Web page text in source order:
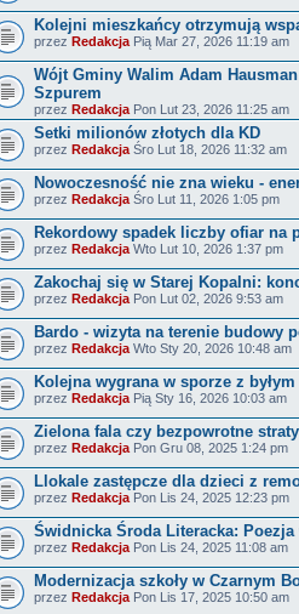
Kolejni mieszkańcy otrzymują
przez Redakcja Pią Mar 27, 2026 11:19 am
Wójt Gminy Walim Adam
Szpurem
przez Redakcja Pon Lut 23, 2026 11:25 am
Setki milionów złotych dla KD
przez Redakcja Śro Lut 18, 2026 11:32 am
Nowoczesność nie zna wieku -
przez Redakcja Śro Lut 11, 2026 1:05 pm
Rekordowy spadek liczby ofiar na
przez Redakcja Wto Lut 10, 2026 1:37 pm
Zakochaj się w Starej Kopalni:
przez Redakcja Pon Lut 02, 2026 9:53 am
Bardo - wizyta na terenie budowy
przez Redakcja Wto Sty 20, 2026 10:48 am
Kolejna wygrana w sporze z
przez Redakcja Pią Sty 16, 2026 10:03 am
Zielona fala czy bezpowrotne
przez Redakcja Pon Gru 08, 2025 1:24 pm
Llokale zastępcze dla dzieci z
przez Redakcja Pon Lis 24, 2025 12:23 pm
Świdnicka Środa Literacka: Poezja
przez Redakcja Pon Lis 24, 2025 11:08 am
Modernizacja szkoły w Czarnym
przez Redakcja Pon Lis 17, 2025 10:50 am